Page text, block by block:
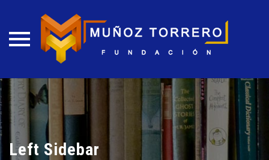
Skip
to
content
Left Sidebar